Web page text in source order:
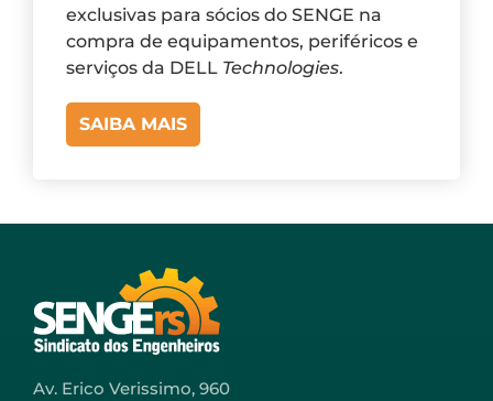
exclusivas para sócios do SENGE na
compra de equipamentos, periféricos e
serviços da DELL Technologies.
SAIBA MAIS
Av. Erico Verissimo, 960